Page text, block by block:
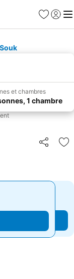
Favoris
Se
et chambres
1 chambre
Partager